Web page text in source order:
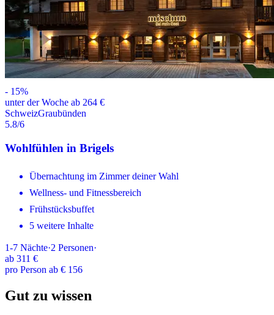
- 15%
unter der Woche ab 264 €
SchweizGraubünden
5.8/6
Wohlfühlen in Brigels
Übernachtung im Zimmer deiner Wahl
Wellness- und Fitnessbereich
Frühstücksbuffet
5 weitere Inhalte
1-7 Nächte·2 Personen·
ab 311 €
pro Person ab € 156
Gut zu wissen